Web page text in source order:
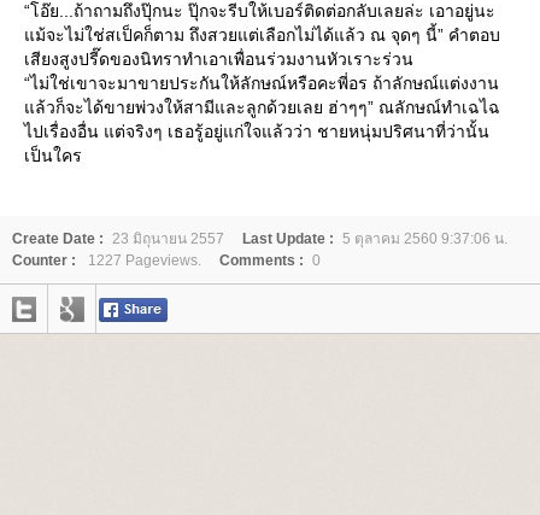
“โอ๊ย...ถ้าถามถึงปุ๊กนะ ปุ๊กจะรีบให้เบอร์ติดต่อกลับเลยล่ะ เอาอยู่นะ
ม้จะไม่ใช่สเป็คก็ตาม ถึงสวยแต่เลือกไม่ได้แล้ว ณ จุดๆ นี้” คำตอบ
เสียงสูงปรี๊ดของนิทราทำเอาเพื่อนร่วมงานหัวเราะร่วน
“ไม่ใช่เขาจะมาขายประกันให้ลักษณ์หรือคะพี่อร ถ้าลักษณ์แต่งงาน
ล้วก็จะได้ขายพ่วงให้สามีและลูกด้วยเลย ฮ่าๆๆ” ณลักษณ์ทำเฉไฉ
ไปเรื่องอื่น แต่จริงๆ เธอรู้อยู่แก่ใจแล้วว่า ชายหนุ่มปริศนาที่ว่านั้น
เป็นใคร
Create Date : 23 มิถุนายน 2557 Last Update : 5 ตุลาคม 2560 9:37:06 น.
Counter :
1227 Pageviews. Comments : 0